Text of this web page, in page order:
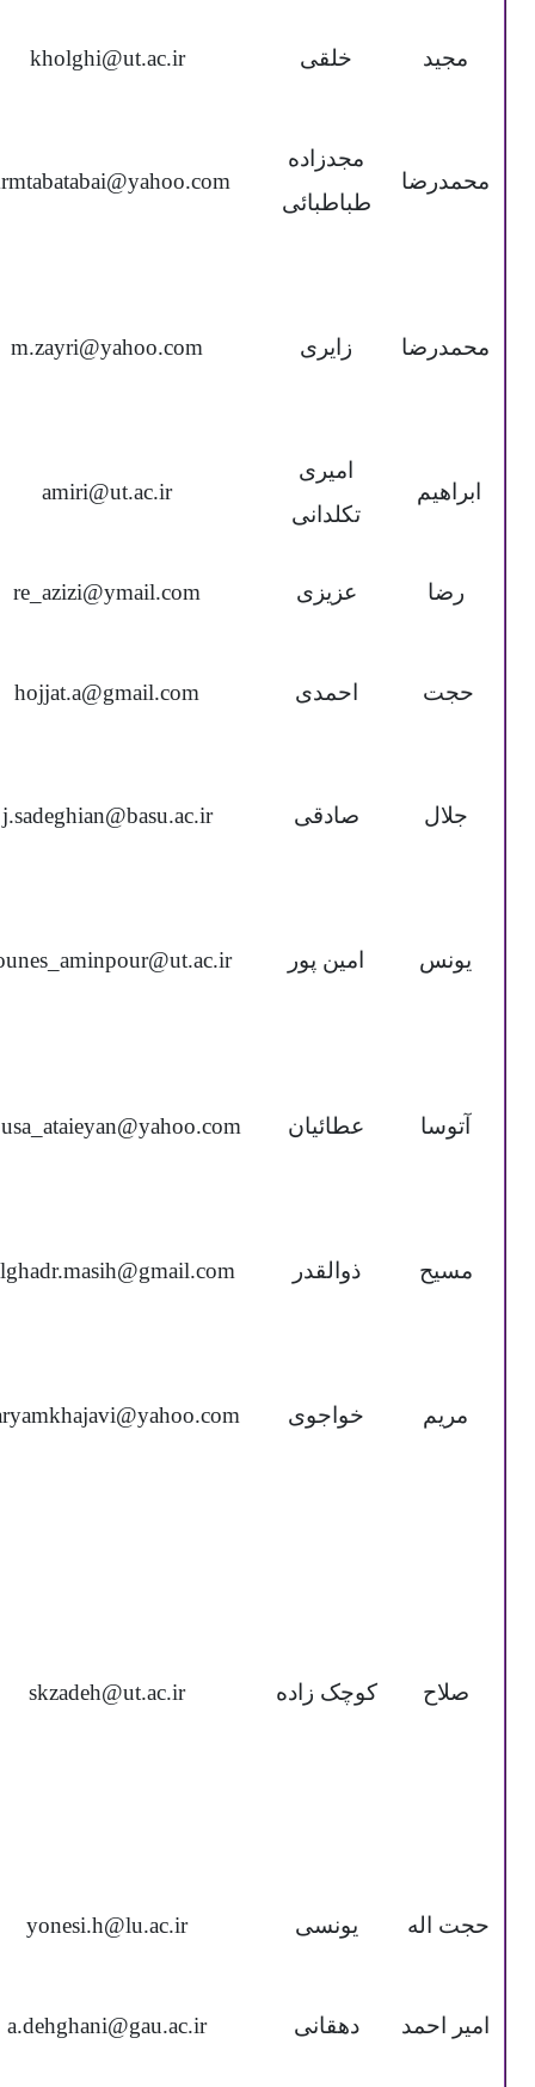
مجید خلقی kholghi@ut.ac.ir
محمدرضا
مجدزاده
طباطبائی
محمدرضا زایری m.zayri@yahoo.com
ابراهیم
امیری
تکلدانی
amiri@ut.ac.ir
رضا عزیزی re_azizi@ymail.com
حجت احمدی hojjat.a@gmail.com
جلال صادقی j.sadeghian@basu.ac.ir
یونس امین پور
آتوسا عطائیان
مسیح ذوالقدر
مریم خواجوی
صلاح کوچک زاده skzadeh@ut.ac.ir
حجت اله یونسی yonesi.h@lu.ac.ir
امیر احمد دهقانی a.dehghani@gau.ac.ir